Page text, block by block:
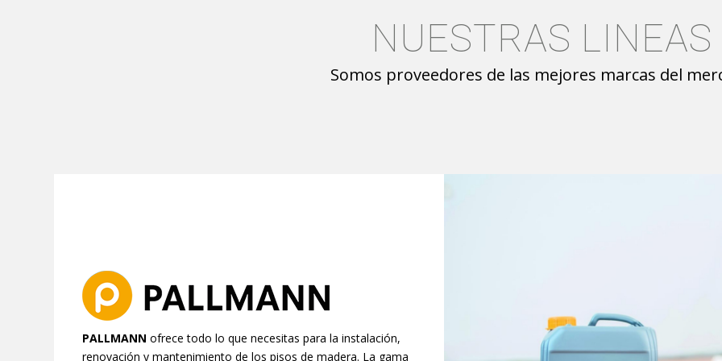
NUESTRAS LINEAS
Somos proveedores de las mejores marcas del
PALLMANN ofrece todo lo que necesitas para la instalación,
renovación y mantenimiento de los pisos de madera. La gama